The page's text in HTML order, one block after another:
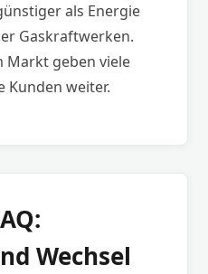
als Energie
Gaskraftwerken.
Markt geben viele
Kunden weiter.
Wechsel